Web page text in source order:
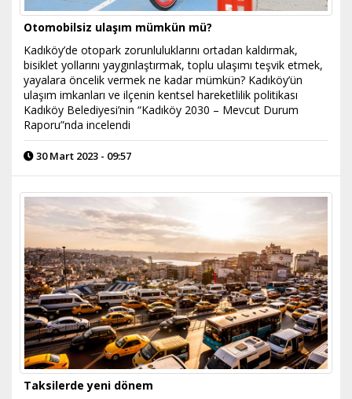
Otomobilsiz ulaşım mümkün mü?
Kadıköy’de otopark zorunluluklarını ortadan kaldırmak,
bisiklet yollarını yaygınlaştırmak, toplu ulaşımı teşvik etmek,
yayalara öncelik vermek ne kadar mümkün? Kadıköy’ün
ulaşım imkanları ve ilçenin kentsel hareketlilik politikası
Kadıköy Belediyesi’nin “Kadıköy 2030 – Mevcut Durum
Raporu”nda incelendi
30 Mart 2023 - 09:57
Taksilerde yeni dönem